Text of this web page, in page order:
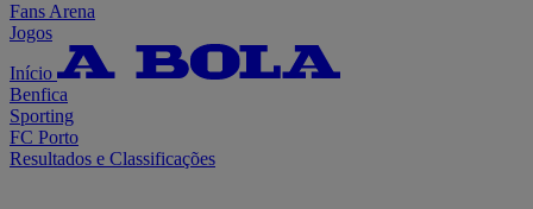
Fans Arena
Jogos
Início
Benfica
Sporting
FC Porto
Resultados e Classificações